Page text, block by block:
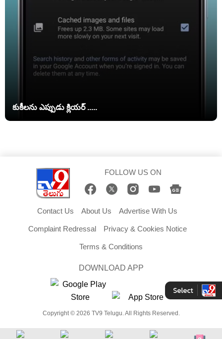
కుకీలను ఎప్పుడు క్లియర్ .....
FOLLOW US ON
Contact Us About Us Advertise With Us
Complaint Redressal Privacy & Cookies Notice
Terms & Conditions
DOWNLOAD APP
Copyright © 2026 TV9 Telugu. All Rights Reserved.